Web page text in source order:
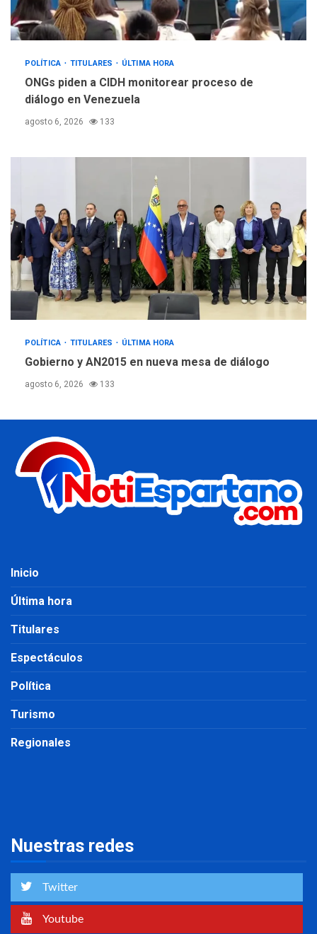
POLÍTICA TITULARES ÚLTIMA HORA
ONGs piden a CIDH monitorear proceso de
diálogo en Venezuela
agosto 6, 2026 133
POLÍTICA TITULARES ÚLTIMA HORA
Gobierno y AN2015 en nueva mesa de diálogo
agosto 6, 2026 133
Inicio
Última hora
Titulares
Espectáculos
Política
Turismo
Regionales
Nuestras redes
Twitter
Youtube